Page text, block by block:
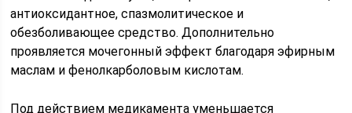
антиоксидантное, спазмолитическое и
обезболивающее средство. Дополнительно
проявляется мочегонный эффект благодаря эфирным
маслам и фенолкарболовым кислотам.
Под действием медикамента уменьшается